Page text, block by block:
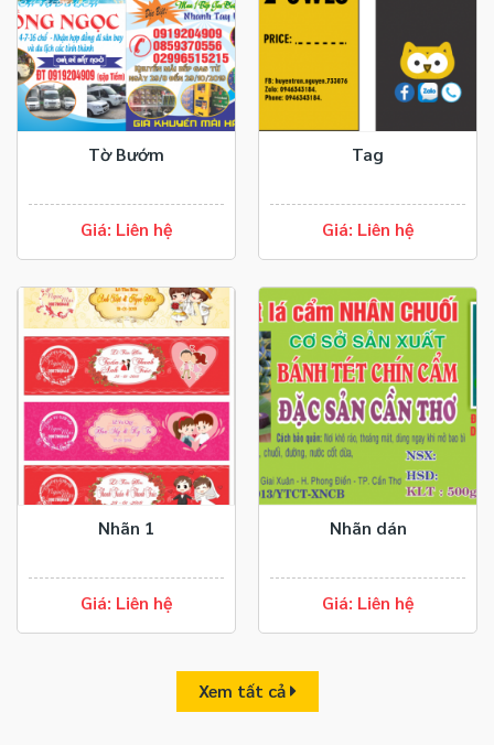
Tờ Bướm
Giá: Liên hệ
Tag
Giá: Liên hệ
Nhãn 1
Giá: Liên hệ
Nhãn dán
Giá: Liên hệ
Xem tất cả